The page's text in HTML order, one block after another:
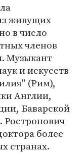
живущих
в число
членов
Музыкант
и искусств
(Рим),
Англии,
Баварской
Ростропович
более
странах.